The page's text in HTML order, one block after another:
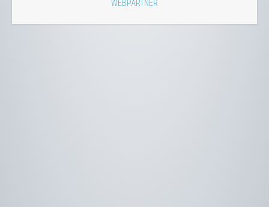
WEBPARTNER